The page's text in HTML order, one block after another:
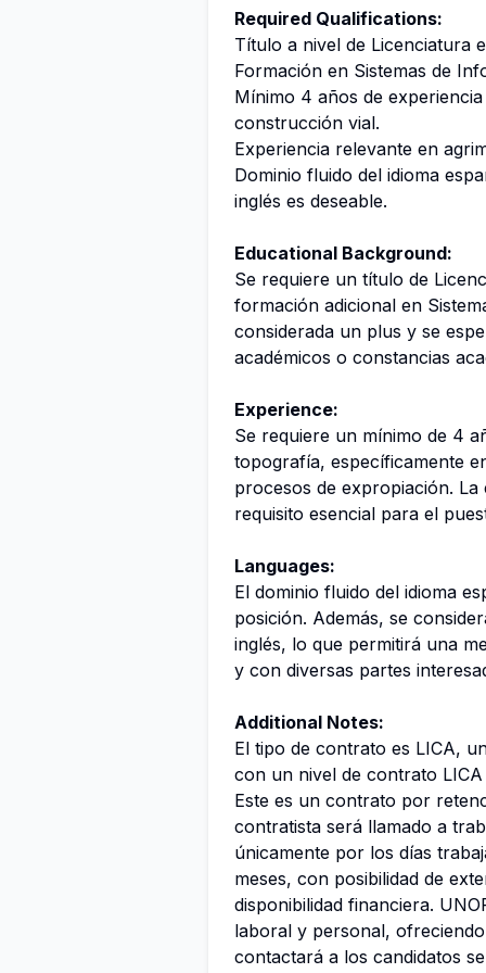
Required Qualifications:
Título a nivel de Licenciatura
Formación en Sistemas de
Mínimo 4 años de
construcción vial.
Experiencia relevante en
Dominio fluido del idioma
inglés es deseable.
Educational Background:
Se requiere un título de
formación adicional en
considerada un plus y se
académicos o constancias
Experience:
Se requiere un mínimo de 4
topografía, específicamente
procesos de expropiación.
requisito esencial para el
Languages:
El dominio fluido del idioma
posición. Además, se
inglés, lo que permitirá una
y con diversas partes
Additional Notes:
El tipo de contrato es LICA,
con un nivel de contrato
Este es un contrato por
contratista será llamado a
únicamente por los días
meses, con posibilidad de
disponibilidad financiera.
laboral y personal,
contactará a los candidatos